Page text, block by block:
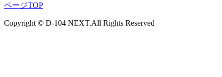
ページTOP
Copyright © D-104 NEXT.All Rights Reserved